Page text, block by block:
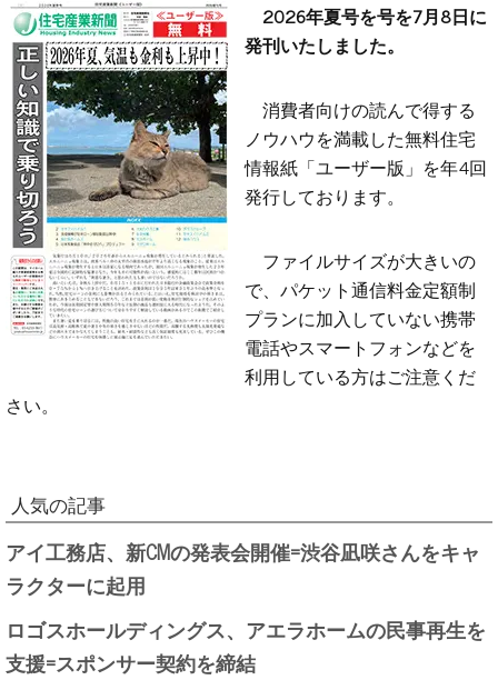
2026年夏号を号を7月8日に
発刊いたしました。
消費者向けの読んで得する
ノウハウを満載した無料住宅
情報紙「ユーザー版」を年4回
発行しております。
ファイルサイズが大きいの
で、パケット通信料金定額制
プランに加入していない携帯
電話やスマートフォンなどを
利用している方はご注意くだ
さい。
人気の記事
アイ工務店、新CMの発表会開催=渋谷凪咲さんをキャ
ラクターに起用
ロゴスホールディングス、アエラホームの民事再生を
支援=スポンサー契約を締結